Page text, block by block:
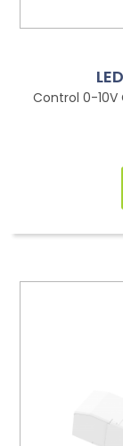
Control 0-10V